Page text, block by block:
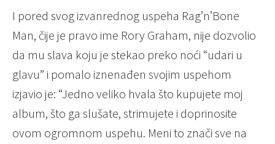
I pored svog izvanrednog uspeha Rag’n’Bone
Man, čije je pravo ime Rory Graham, nije dozvolio
da mu slava koju je stekao preko noći “udari u
glavu” i pomalo iznenađen svojim uspehom
izjavio je: “Jedno veliko hvala što kupujete moj
album, što ga slušate, strimujete i doprinosite
ovom ogromnom uspehu. Meni to znači sve na